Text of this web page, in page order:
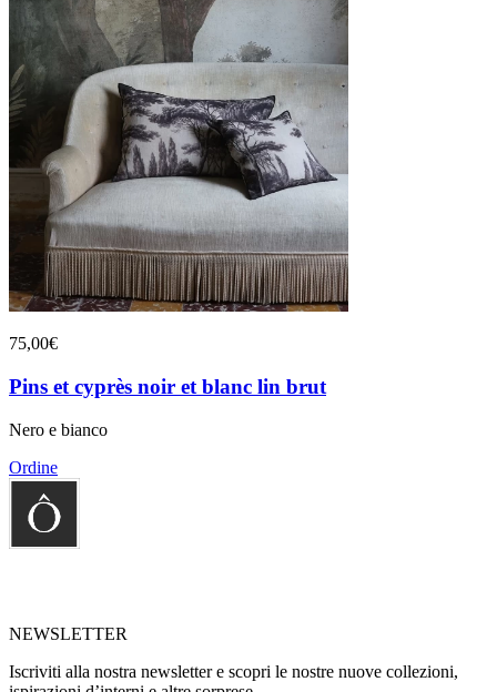
75,00€
Pins et cyprès noir et blanc lin brut
Nero e bianco
Ordine
NEWSLETTER
Iscriviti alla nostra newsletter e scopri le nostre nuove collezioni,